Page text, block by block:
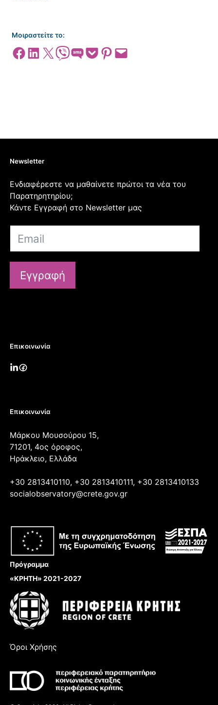
Μοιραστείτε το:
Share on Facebook
Share on LinkedIn
Share on X Share on ViberShare on SMSShare on Pocket
Share on Pinterest
Email this Page
Newsletter
Ενδιαφέρεστε να μαθαίνετε πρώτοι τα νέα του
Παρατηρητηρίου;
Κάντε Εγγραφή στο Newsletter μας
Εγγραφή
Επικοινωνία
Επικοινωνία
Μάρκου Μουσούρου 15,
71201, 4ος όροφος,
Ηράκλειο, Ελλάδα
+30 2813410110, +30 2813410111, +30 2813410133
socialobservatory@crete.gov.gr
Πρόγραμμα
«ΚΡΗΤΗ» 2021-2027
Όροι Χρήσης